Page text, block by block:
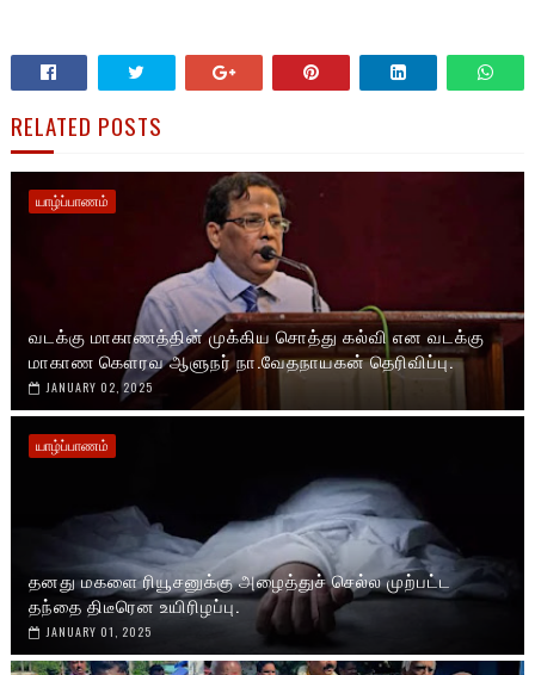
RELATED POSTS
யாழ்ப்பாணம்
வடக்கு மாகாணத்தின் முக்கிய சொத்து கல்வி என வடக்கு
மாகாண கௌரவ ஆளுநர் நா.வேதநாயகன் தெரிவிப்பு.
JANUARY 02, 2025
யாழ்ப்பாணம்
தனது மகளை ரியூசனுக்கு அழைத்துச் செல்ல முற்பட்ட
தந்தை திடீரென உயிரிழப்பு.
JANUARY 01, 2025